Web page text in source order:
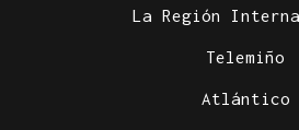
La Región
Telemiño
Atlántico